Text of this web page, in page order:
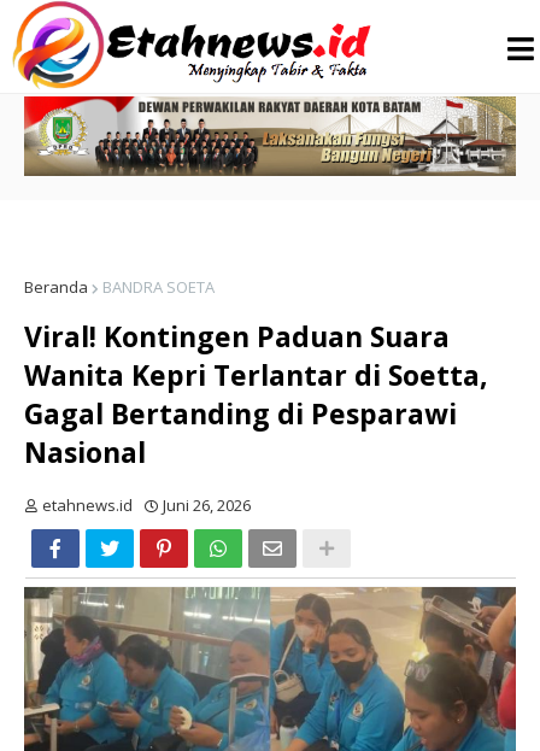
Beranda BANDRA SOETA
Viral! Kontingen Paduan Suara
Wanita Kepri Terlantar di Soetta,
Gagal Bertanding di Pesparawi
Nasional
etahnews.id Juni 26, 2026